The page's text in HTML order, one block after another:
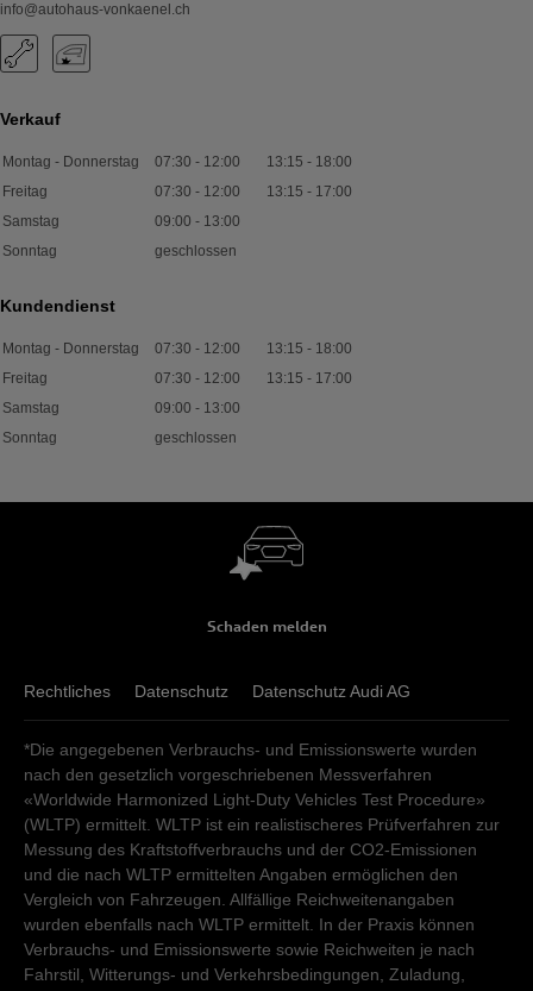
info@autohaus-vonkaenel.ch
Verkauf
Montag - Donnerstag 07:30 - 12:00 13:15 - 18:00
Freitag
07:30 - 12:00 13:15 - 17:00
Samstag
09:00 - 13:00
Sonntag
geschlossen
Kundendienst
Montag - Donnerstag 07:30 - 12:00 13:15 - 18:00
Freitag
07:30 - 12:00 13:15 - 17:00
Samstag
09:00 - 13:00
Sonntag
geschlossen
Schaden melden
Rechtliches Datenschutz Datenschutz Audi AG
*Die angegebenen Verbrauchs- und Emissionswerte wurden
nach den gesetzlich vorgeschriebenen Messverfahren
«Worldwide Harmonized Light-Duty Vehicles Test Procedure»
(WLTP) ermittelt. WLTP ist ein realistischeres Prüfverfahren zur
Messung des Kraftstoffverbrauchs und der CO2-Emissionen
und die nach WLTP ermittelten Angaben ermöglichen den
Vergleich von Fahrzeugen. Allfällige Reichweitenangaben
wurden ebenfalls nach WLTP ermittelt. In der Praxis können
Verbrauchs- und Emissionswerte sowie Reichweiten je nach
Fahrstil, Witterungs- und Verkehrsbedingungen, Zuladung,